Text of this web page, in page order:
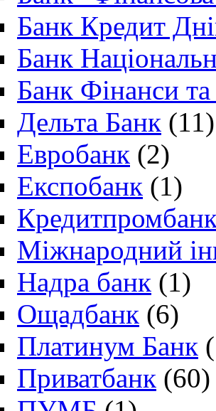
Банк Кредит
Банк
Банк Фінанси
Дельта Банк (11)
Евробанк (2)
Експобанк (1)
Міжнародний
Надра банк (1)
Ощадбанк (6)
Платинум Банк
Приватбанк (60)